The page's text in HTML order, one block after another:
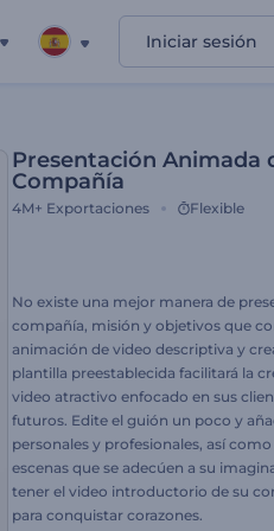
Iniciar sesión
Presentación Animada
Compañía
4M+ Exportaciones Flexible
No existe una mejor manera de
compañía, misión y objetivos que
animación de video descriptiva y
plantilla preestablecida facilitará la
video atractivo enfocado en sus
futuros. Edite el guión un poco y
personales y profesionales, así
escenas que se adecúen a su
tener el video introductorio de su
para conquistar corazones.